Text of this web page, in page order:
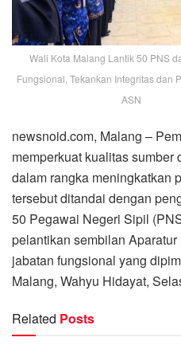
Wali Kota Malang Lantik 50 PNS
Fungsional, Tekankan Integritas dan
ASN
newsnoid.com, Malang –
memperkuat kualitas sumber
dalam rangka meningkatkan
tersebut ditandai dengan
50 Pegawai Negeri Sipil
pelantikan sembilan
jabatan fungsional yang
Malang, Wahyu Hidayat,
Related Posts